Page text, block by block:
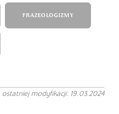
FRAZEOLOGIZMY
modyfikacji: 19.03.2024